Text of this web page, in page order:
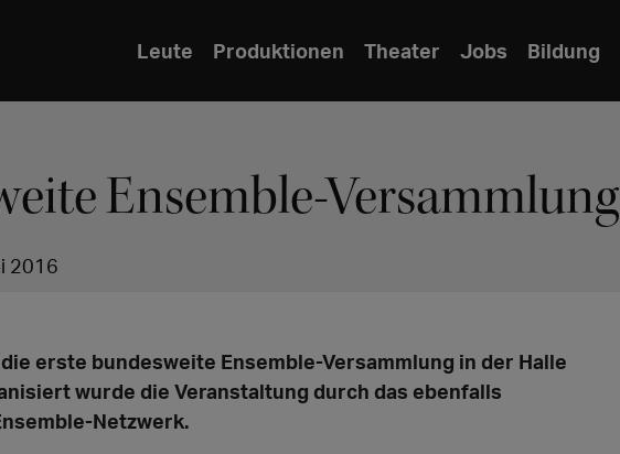
Leute Produktionen Theater Jobs Bildung
Ensemble-Versammlung
2016
die erste bundesweite Ensemble-Versammlung in der Halle
wurde die Veranstaltung durch das ebenfalls
Netzwerk.